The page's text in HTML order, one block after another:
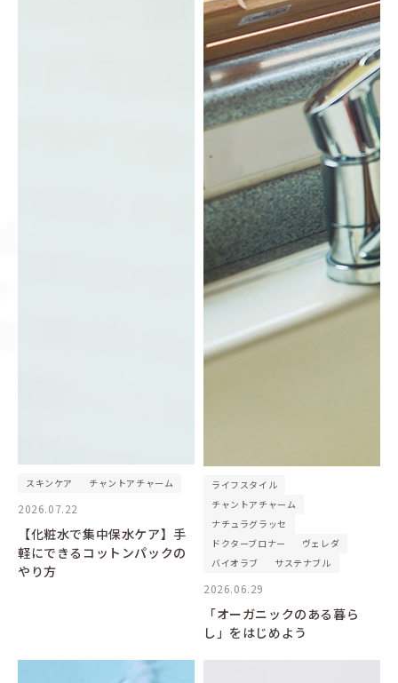
スキンケア チャントアチャーム
2026.07.22
【化粧水で集中保水ケア】手
軽にできるコットンパックの
やり方
ライフスタイル
チャントアチャーム
ナチュラグラッセ
ドクターブロナー
ヴェレダ
バイオラブ
サステナブル
2026.06.29
「オーガニックのある暮ら
し」をはじめよう